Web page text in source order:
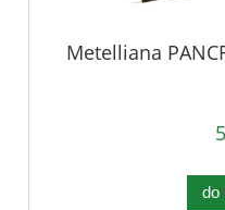
Metelliana
do